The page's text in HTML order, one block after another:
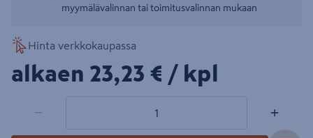
myymälävalinnan tai toimitusvalinnan mukaan
Hinta verkkokaupassa
alkaen 23,23€/kpl
23,23 € / kpl
− +